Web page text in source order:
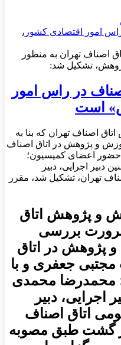
اصناف تهران به منظور
تشکیل شد:
در راس امور
است
اصناف تهران که بنا به
و پژوهش در اتاق اصناف
حضور اعضای کمیسیون؛
اجرایی، دبیر
تهران، تشکیل شد، مقرر
و پژوهش اتاق
ضرورت بررسی
پژوهش در اتاق
مجتبی جعفری و با
محمدرضا محمدی
اجرایی، دبیر
اتاق اصناف
گشت طبق مصوبه